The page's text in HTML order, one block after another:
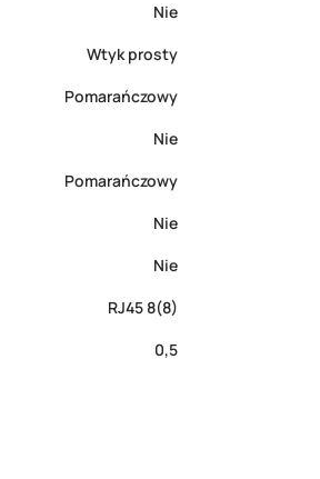
Nie
Wtyk prosty
Pomarańczowy
Nie
Pomarańczowy
Nie
Nie
RJ45 8(8)
0,5